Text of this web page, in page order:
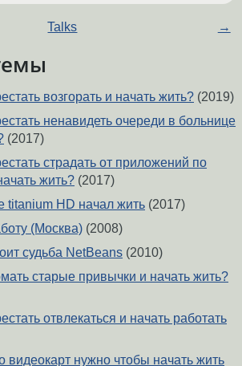
Talks →
возгорать и начать жить? (2019)
ненавидеть очереди в больнице
(2017)
страдать от приложений по
жить? (2017)
titanium HD начал жить (2017)
(Москва) (2008)
судьба NetBeans (2010)
старые привычки и начать жить?
отвлекаться и начать работать
видеокарт нужно чтобы начать жить